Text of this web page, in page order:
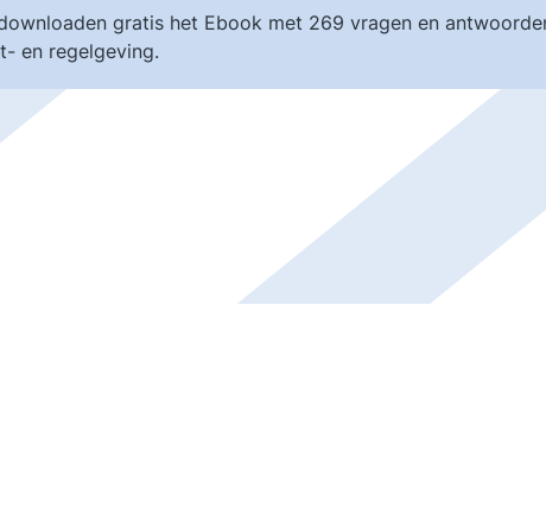
gratis het Ebook met 269 vragen en
en regelgeving.